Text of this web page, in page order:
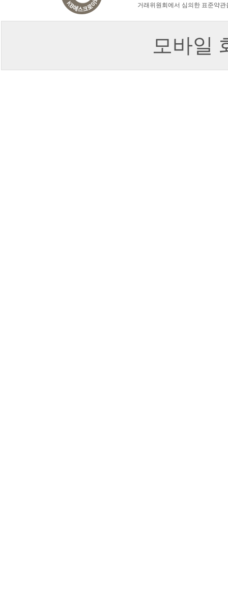
거래위원회에서 심의한 표준약관
모바일